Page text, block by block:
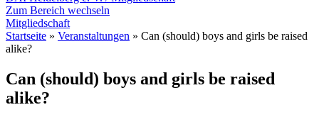
Zum Bereich wechseln
Mitgliedschaft
Startseite » Veranstaltungen » Can (should) boys and girls be raised
alike?
Can (should) boys and girls be raised
alike?